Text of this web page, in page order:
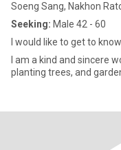
Soeng Sang, Nakhon
Seeking: Male 42 - 60
I would like to get to
I am a kind and sincere
planting trees, and